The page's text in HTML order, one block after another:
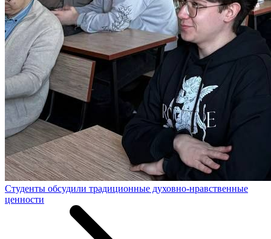
Студенты обсудили традиционные духовно-нравственные
ценности